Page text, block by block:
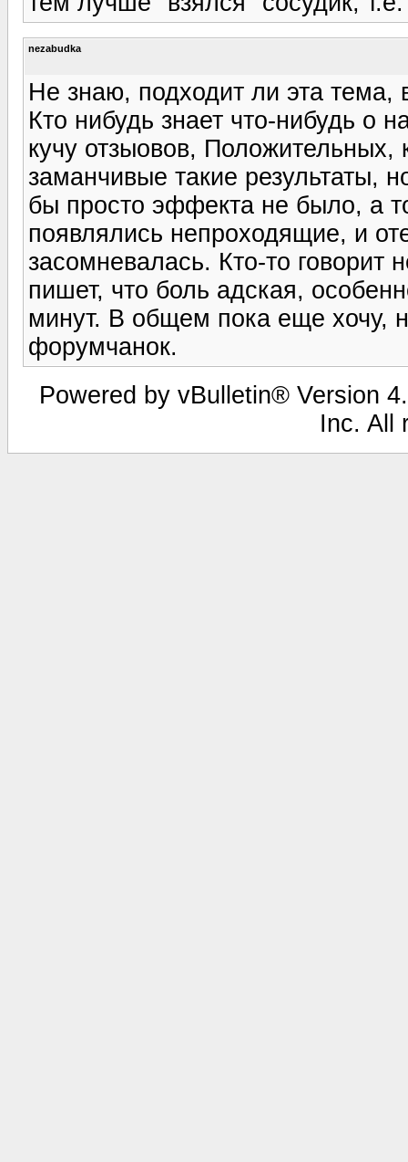
nezabudka
Не знаю, подходит ли эта тема,
Кто нибудь знает что-нибудь о
кучу отзыовов, Положительных,
заманчивые такие результаты,
бы просто эффекта не было, а
появлялись непроходящие, и
засомневалась. Кто-то говорит
пишет, что боль адская,
минут. В общем пока еще хочу,
форумчанок.
Powered by vBulletin® Version
Inc. All